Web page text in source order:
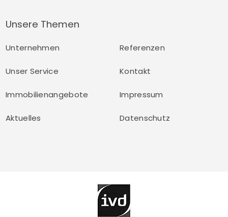
Unsere Themen
Unternehmen Referenzen
Unser Service Kontakt
Immobilienangebote Impressum
Aktuelles Datenschutz